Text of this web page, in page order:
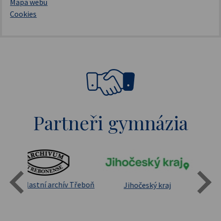
Cookies
Partneři gymnázia
Státní oblastní archív Třeboň Jihočeský kraj